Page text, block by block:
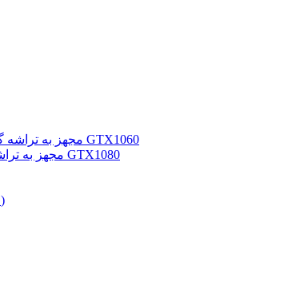
معرفی نوت بوک گیمینگ MSI GS43VR 7RE Phantom Pro مجهز به تراشه گرافیکی GTX1060
معرفی نوت بوک گیمینگ MSI GT73VR 6RF Titan Pro مجهز به تراشه گرافیکی GTX1080
درایورهای مود شده برای NVIDIA و AMD (افزایش چشمگیر فریم)